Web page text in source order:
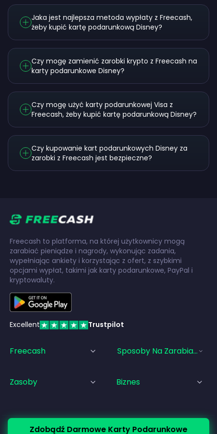
Jaka jest najlepsza metoda wypłaty z Freecash,
żeby kupić kartę podarunkową Disney?
Czy mogę zamienić zarobki krypto z Freecash na
karty podarunkowe Disney?
Czy mogę użyć karty podarunkowej Visa z
Freecash, żeby kupić kartę podarunkową Disney?
Czy kupowanie kart podarunkowych Disney za
zarobki z Freecash jest bezpieczne?
Zdobądź Darmowe Karty Podarunkowe
Freecash to platforma, na której użytkownicy mogą
zarabiać pieniądze i nagrody, wykonując zadania,
wypełniając ankiety i korzystając z ofert, z szybkimi
opcjami wypłat, takimi jak karty podarunkowe, PayPal i
kryptowaluty.
Excellent Trustpilot
Freecash Sposoby Na Zarabianie
Zasoby Biznes